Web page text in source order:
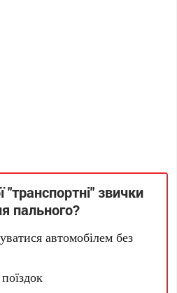
"транспортні" звички
пального?
автомобілем без